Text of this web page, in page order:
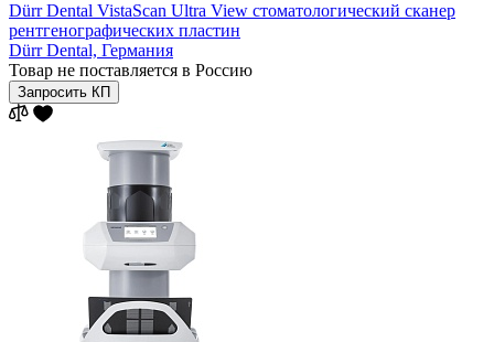
Dürr Dental VistaScan Ultra View стоматологический сканер
рентгенографических пластин
Dürr Dental, Германия
Товар не поставляется в Россию
Запросить КП